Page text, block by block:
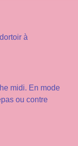
à
midi. En mode
ou contre